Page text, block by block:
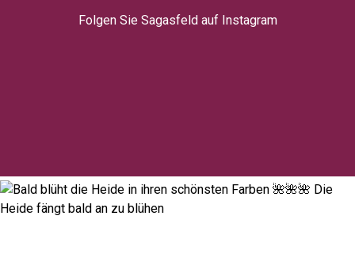
Folgen Sie Sagasfeld auf Instagram